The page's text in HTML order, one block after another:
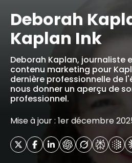
Deborah
Kaplan Ink
Deborah Kaplan, journaliste
contenu marketing pour
dernière professionnelle de
nous donner un aperçu de
professionnel.
Mise à jour : 1er décembre